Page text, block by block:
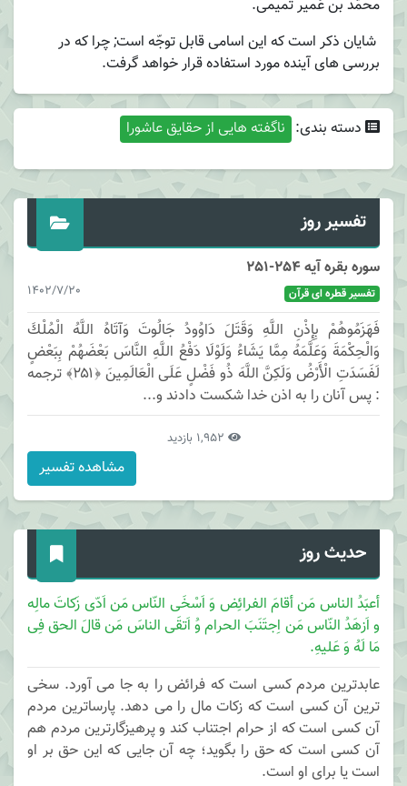
محمّد بن عُمیر تمیمی.
شایان ذکر است که این اسامی قابل توجّه است; چرا که در
بررسی های آینده مورد استفاده قرار خواهد گرفت.
دسته بندی: ناگفته هایی از حقایق عاشورا
تفسیر روز
سوره بقره آیه 254-251
1402/7/20 تفسیر قطره ای قرآن
فَهَزَمُوهُمْ بِإِذْنِ اللَّهِ وَقَتَلَ دَاوُودُ جَالُوتَ وَآتَاهُ اللَّهُ الْمُلْكَ
وَالْحِكْمَةَ وَعَلَّمَهُ مِمَّا يَشَاءُ وَلَوْلَا دَفْعُ اللَّهِ النَّاسَ بَعْضَهُمْ بِبَعْضٍ
لَفَسَدَتِ الْأَرْضُ وَلَكِنَّ اللَّهَ ذُو فَضْلٍ عَلَى الْعَالَمِينَ ﴿۲۵۱﴾ ترجمه
: پس آنان را به اذن خدا شكست دادند و...
مشاهده تفسیر
حدیث روز
أعبَدُ الناس مَن أقامَ الفرائِض وَ اَسْخَی النّاس مَن اَدّی زَکاتَ مالِه
و اَزهَدُ النّاس مَن اِجتَنَبَ الحرام وُ اَتقَی الناسَ مَن قالَ الحق فِی
مَا لَهُ وَ عَلیهِ.
عابدترین مردم کسی است که فرائض را به جا می آورد. سخی
ترین آن کسی است که زکات مال را می دهد. پارساترین مردم
آن کسی است که از حرام اجتناب کند و پرهیزگارترین مردم هم
آن کسی است که حق را بگوید؛ چه آن جایی که این حق بر او
است یا برای او است.